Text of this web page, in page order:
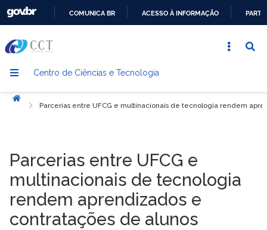
CONTEÚDO
COMUNICA BR ACESSO À INFORMAÇÃO
Centro de Ciências e Tecnologia
Início
Parcerias entre UFCG e multinacionais de tecnologia rendem
Parcerias entre UFCG e
multinacionais de tecnologia
rendem aprendizados e
contratações de alunos